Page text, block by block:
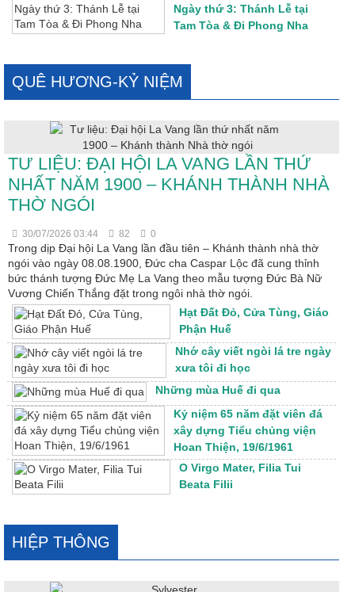
Ngày thứ 3: Thánh Lễ tại
Tam Tòa & Đi Phong Nha
QUÊ HƯƠNG-KỶ NIỆM
TƯ LIỆU: ĐẠI HỘI LA VANG LẦN THỨ
NHẤT NĂM 1900 – KHÁNH THÀNH NHÀ
THỜ NGÓI
30/07/2026 03:44 82 0
Trong dịp Đại hội La Vang lần đầu tiên – Khánh thành nhà thờ
ngói vào ngày 08.08.1900, Đức cha Caspar Lộc đã cung thỉnh
bức thánh tượng Đức Mẹ La Vang theo mẫu tượng Đức Bà Nữ
Vương Chiến Thắng đặt trong ngôi nhà thờ ngói.
Hạt Đất Đỏ, Cửa Tùng, Giáo
Phận Huế
Nhớ cây viết ngòi lá tre ngày
xưa tôi đi học
Những mùa Huế đi qua
Kỷ niệm 65 năm đặt viên đá
xây dựng Tiểu chủng viện
Hoan Thiện, 19/6/1961
O Virgo Mater, Filia Tui
Beata Filii
HIỆP THÔNG